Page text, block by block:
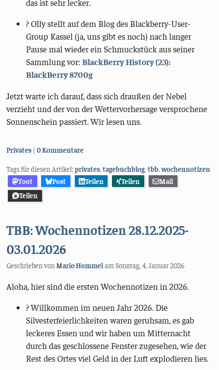
das ist sehr lecker.
?️ Olly stellt auf dem Blog des Blackberry-User-
Group Kassel (ja, uns gibt es noch) nach langer
Pause mal wieder ein Schmuckstück aus seiner
Sammlung vor:BlackBerry History (23):
BlackBerry 8700g
Jetzt warte ich darauf, dass sich draußen der Nebel
verzieht und der von der Wettervorhersage versprochene
Sonnenschein passiert. Wir lesen uns.
Kategorien:
Privates 0 Kommentare
Tags für diesen Artikel:privates,tagebuchblog,tbb,wochennotizen
Toot
Post Teilen Teilen
Mail
Teilen
TBB: Wochennotizen 28.12.2025-
03.01.2026
Geschrieben vonMario HommelamSonntag, 4. Januar 2026
Aloha, hier sind die ersten Wochennotizen in 2026.
? Willkommen im neuen Jahr 2026. Die
Silvesterfeierlichkeiten waren geruhsam, es gab
leckeres Essen und wir haben um Mitternacht
durch das geschlossene Fenster zugesehen, wie der
Rest des Ortes viel Geld in der Luft explodieren lies.